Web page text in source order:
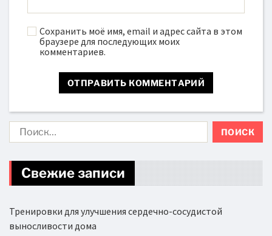
Сохранить моё имя, email и адрес сайта в этом
браузере для последующих моих
комментариев.
Свежие записи
Тренировки для улучшения сердечно-сосудистой
выносливости дома